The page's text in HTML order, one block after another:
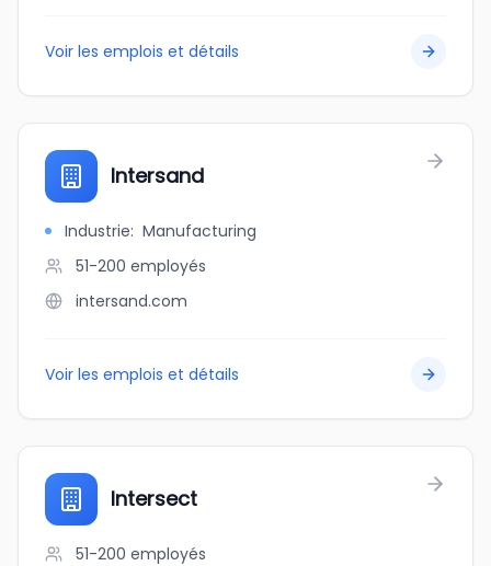
Voir les emplois et détails
Intersand
Industrie: Manufacturing
51-200 employés
intersand.com
Voir les emplois et détails
Intersect
51-200 employés